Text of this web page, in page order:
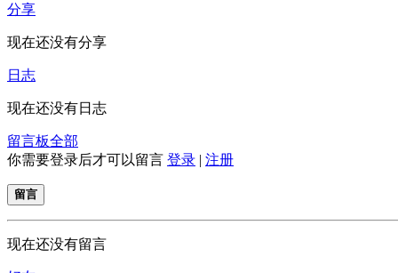
分享
现在还没有分享
日志
现在还没有日志
留言板全部
你需要登录后才可以留言 登录 | 注册
留言
现在还没有留言